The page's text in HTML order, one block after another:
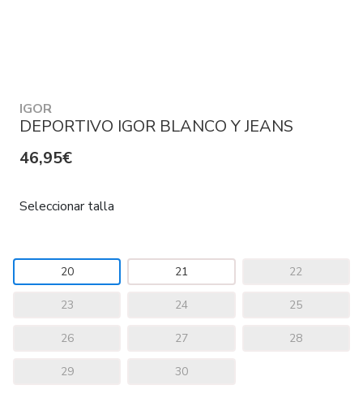
IGOR
DEPORTIVO IGOR BLANCO Y JEANS
46,95€
Seleccionar talla
20 21 22
23 24 25
26 27 28
29 30